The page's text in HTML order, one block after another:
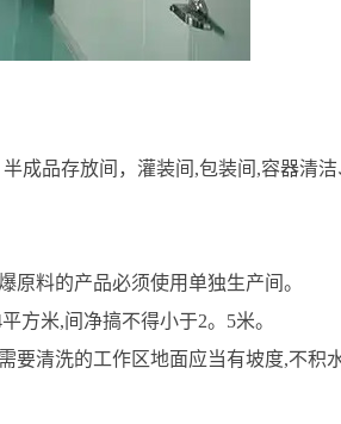
成品存放间，灌装间,包装间,容器清
原料的产品必须使用单独生产间。
方米,间净搞不得小于2。5米。
要清洗的工作区地面应当有坡度,不积